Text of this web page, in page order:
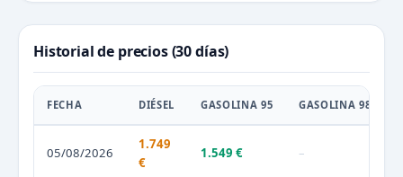
Historial de precios (30 días)
FECHA DIÉSEL GASOLINA 95 GASOLINA 98
05/08/2026
1.749
€
1.549 € –